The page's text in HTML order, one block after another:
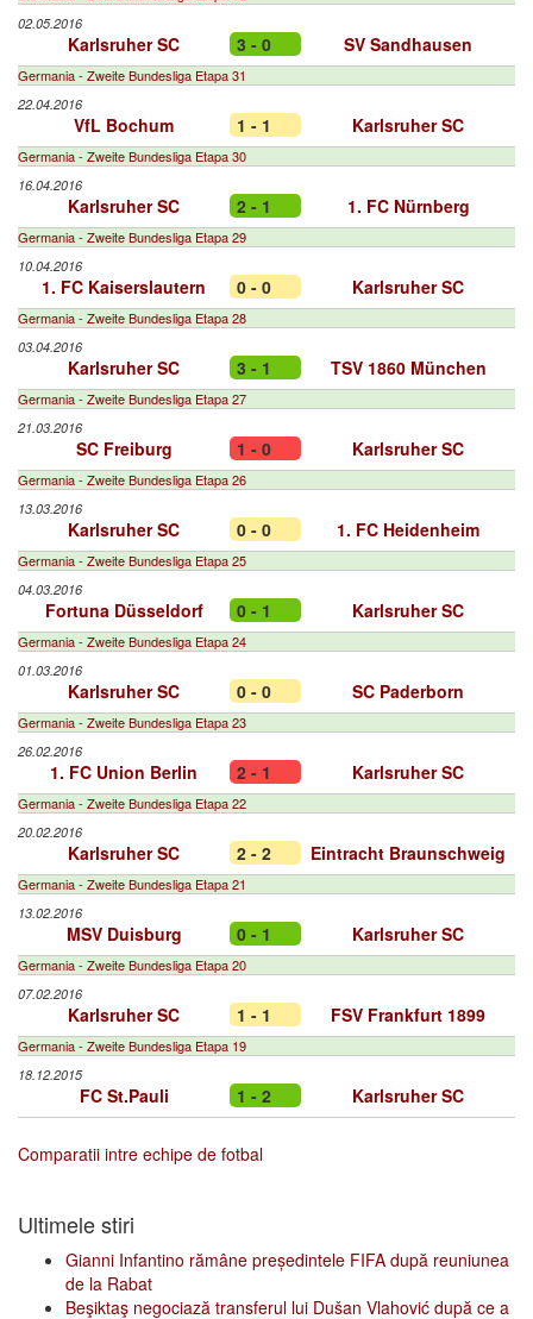
02.05.2016
Karlsruher SC 3 - 0 SV Sandhausen
Germania - Zweite Bundesliga Etapa 31
22.04.2016
VfL Bochum 1 - 1 Karlsruher SC
Germania - Zweite Bundesliga Etapa 30
16.04.2016
Karlsruher SC 2 - 1 1. FC Nürnberg
Germania - Zweite Bundesliga Etapa 29
10.04.2016
1. FC Kaiserslautern 0 - 0 Karlsruher SC
Germania - Zweite Bundesliga Etapa 28
03.04.2016
Karlsruher SC 3 - 1 TSV 1860 München
Germania - Zweite Bundesliga Etapa 27
21.03.2016
SC Freiburg 1 - 0 Karlsruher SC
Germania - Zweite Bundesliga Etapa 26
13.03.2016
Karlsruher SC 0 - 0 1. FC Heidenheim
Germania - Zweite Bundesliga Etapa 25
04.03.2016
Fortuna Düsseldorf 0 - 1 Karlsruher SC
Germania - Zweite Bundesliga Etapa 24
01.03.2016
Karlsruher SC 0 - 0 SC Paderborn
Germania - Zweite Bundesliga Etapa 23
26.02.2016
1. FC Union Berlin 2 - 1 Karlsruher SC
Germania - Zweite Bundesliga Etapa 22
20.02.2016
Karlsruher SC 2 - 2 Eintracht Braunschweig
Germania - Zweite Bundesliga Etapa 21
13.02.2016
MSV Duisburg 0 - 1 Karlsruher SC
Germania - Zweite Bundesliga Etapa 20
07.02.2016
Karlsruher SC 1 - 1 FSV Frankfurt 1899
Germania - Zweite Bundesliga Etapa 19
18.12.2015
FC St.Pauli 1 - 2 Karlsruher SC
Comparatii intre echipe de fotbal
Ultimele stiri
Gianni Infantino rămâne președintele FIFA după reuniunea
de la Rabat
Beşiktaş negociază transferul lui Dušan Vlahović după ce a